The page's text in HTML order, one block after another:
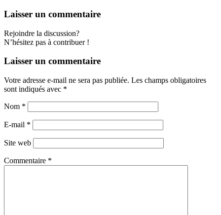
Laisser un commentaire
Rejoindre la discussion?
N’hésitez pas à contribuer !
Laisser un commentaire
Votre adresse e-mail ne sera pas publiée. Les champs obligatoires
sont indiqués avec *
Nom *
E-mail *
Site web
Commentaire *